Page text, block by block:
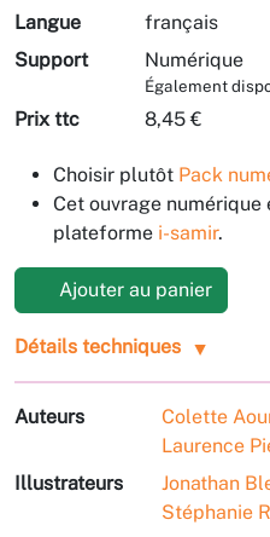
Langue
français
Support
Numérique
Également
Prix ttc 8,45 €
Choisir plutôt Pack
Cet ouvrage
plateforme i-samir.
Ajouter au panier
Détails techniques
Auteurs Colette
Laurence
Illustrateurs
Jonathan
Stéphanie